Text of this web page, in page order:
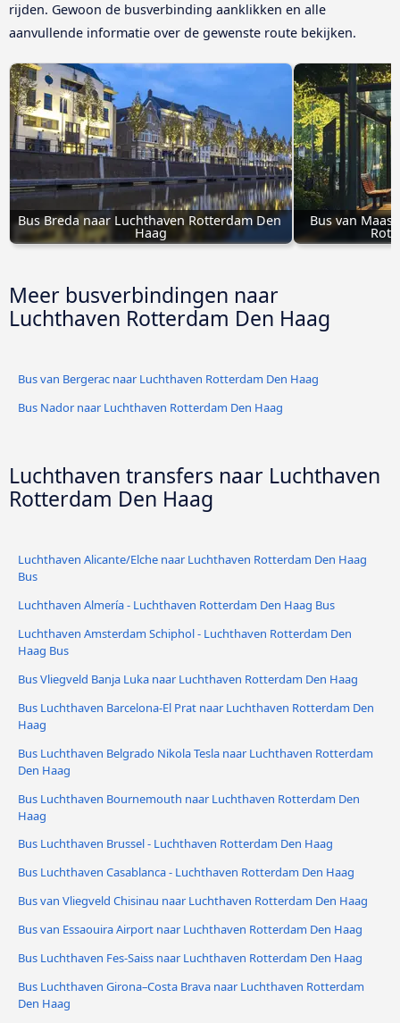
rijden. Gewoon de busverbinding aanklikken en alle
aanvullende informatie over de gewenste route bekijken.
Bus Breda naar Luchthaven Rotterdam Den
Haag
Bus van
Meer busverbindingen naar
Luchthaven Rotterdam Den Haag
Bus van Bergerac naar Luchthaven Rotterdam Den Haag
Bus Nador naar Luchthaven Rotterdam Den Haag
Luchthaven transfers naar Luchthaven
Rotterdam Den Haag
Luchthaven Alicante/Elche naar Luchthaven Rotterdam Den Haag
Bus
Luchthaven Almería - Luchthaven Rotterdam Den Haag Bus
Luchthaven Amsterdam Schiphol - Luchthaven Rotterdam Den
Haag Bus
Bus Vliegveld Banja Luka naar Luchthaven Rotterdam Den Haag
Bus Luchthaven Barcelona-El Prat naar Luchthaven Rotterdam Den
Haag
Bus Luchthaven Belgrado Nikola Tesla naar Luchthaven Rotterdam
Den Haag
Bus Luchthaven Bournemouth naar Luchthaven Rotterdam Den
Haag
Bus Luchthaven Brussel - Luchthaven Rotterdam Den Haag
Bus Luchthaven Casablanca - Luchthaven Rotterdam Den Haag
Bus van Vliegveld Chisinau naar Luchthaven Rotterdam Den Haag
Bus van Essaouira Airport naar Luchthaven Rotterdam Den Haag
Bus Luchthaven Fes-Saiss naar Luchthaven Rotterdam Den Haag
Bus Luchthaven Girona–Costa Brava naar Luchthaven Rotterdam
Den Haag